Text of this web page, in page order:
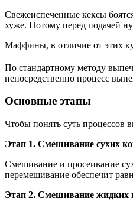
Свежеиспеченные кексы
хуже. Потому перед подачей
Маффины, в отличие от этих
По стандартному методу
непосредственно процесс
Основные этапы
Чтобы понять суть процессов
Этап 1. Смешивание сухих
Смешивание и просеивание
перемешивание обеспечит
Этап 2. Смешивание жидких